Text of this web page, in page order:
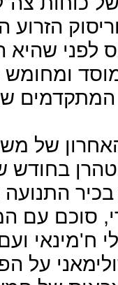
הזרוע
לפני שהיא
ומחומש
המתקדמים
של
בחודש
סוכם עם
ח'מינאי
על